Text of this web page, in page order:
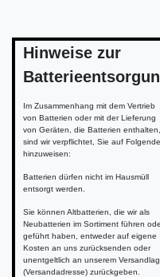
Hinweise zur
Im Zusammenhang mit dem Vertrieb
von Batterien oder mit der Lieferung
von Geräten, die Batterien enthalten,
sind wir verpflichtet, Sie auf
hinzuweisen:
Batterien dürfen nicht im Hausmüll
entsorgt werden.
Sie können Altbatterien, die wir als
Neubatterien im Sortiment führen
geführt haben, entweder auf eigene
Kosten an uns zurücksenden oder
unentgeltlich an unserem
(Versandadresse) zurückgeben.